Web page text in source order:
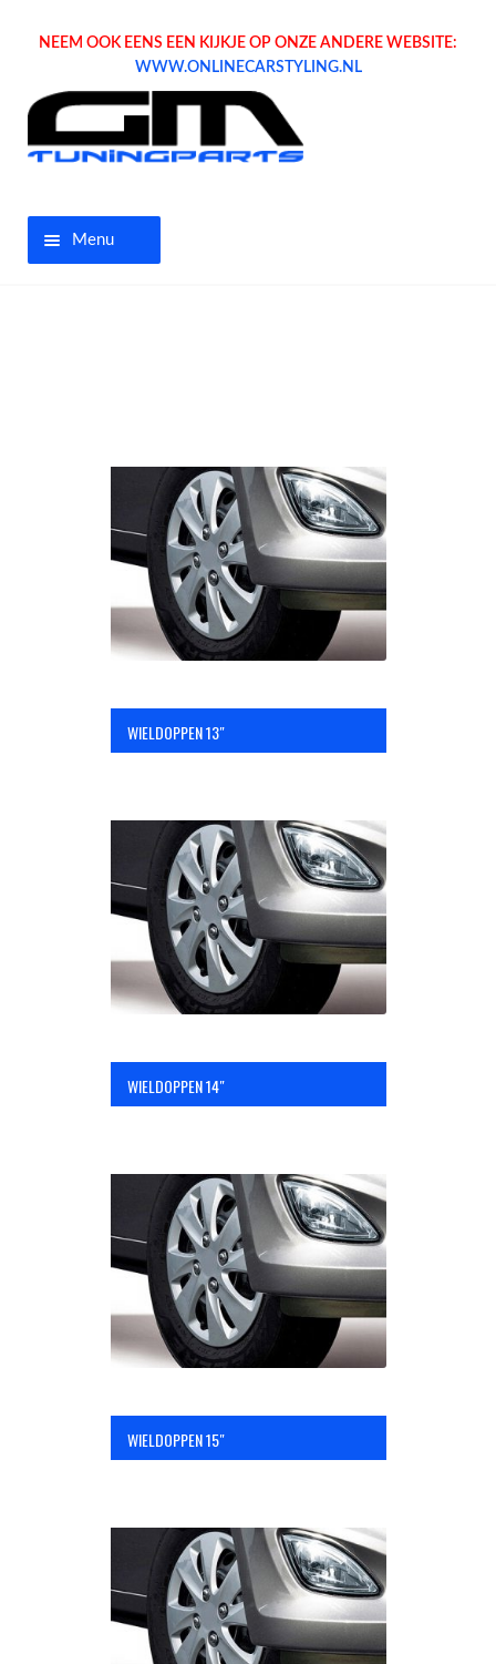
NEEM OOK EENS EEN KIJKJE OP ONZE ANDERE WEBSITE:
WWW.ONLINECARSTYLING.NL
Menu
OPC Line
Bedrijfswagen parts
Inloggen / Registreren
WIELDOPPEN 13″
WIELDOPPEN 14″
WIELDOPPEN 15″